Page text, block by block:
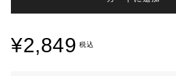
¥2,849 税込